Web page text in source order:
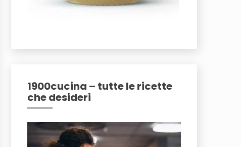
1900cucina – tutte le ricette
che desideri